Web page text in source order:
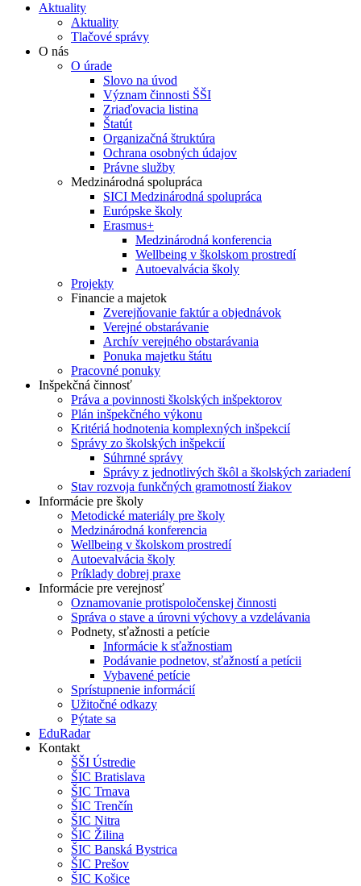
Aktuality
Aktuality
Tlačové správy
O nás
O úrade
Slovo na úvod
Význam činnosti ŠŠI
Zriaďovacia listina
Štatút
Organizačná štruktúra
Ochrana osobných údajov
Právne služby
Medzinárodná spolupráca
SICI Medzinárodná spolupráca
Európske školy
Erasmus+
Medzinárodná konferencia
Wellbeing v školskom prostredí
Autoevalvácia školy
Projekty
Financie a majetok
Zverejňovanie faktúr a objednávok
Verejné obstarávanie
Archív verejného obstarávania
Ponuka majetku štátu
Pracovné ponuky
Inšpekčná činnosť
Práva a povinnosti školských inšpektorov
Plán inšpekčného výkonu
Kritériá hodnotenia komplexných inšpekcií
Správy zo školských inšpekcií
Súhrnné správy
Správy z jednotlivých škôl a školských zariadení
Stav rozvoja funkčných gramotností žiakov
Informácie pre školy
Metodické materiály pre školy
Medzinárodná konferencia
Wellbeing v školskom prostredí
Autoevalvácia školy
Príklady dobrej praxe
Informácie pre verejnosť
Oznamovanie protispoločenskej činnosti
Správa o stave a úrovni výchovy a vzdelávania
Podnety, sťažnosti a petície
Informácie k sťažnostiam
Podávanie podnetov, sťažností a petícii
Vybavené petície
Sprístupnenie informácií
Užitočné odkazy
Pýtate sa
EduRadar
Kontakt
ŠŠI Ústredie
ŠIC Bratislava
ŠIC Trnava
ŠIC Trenčín
ŠIC Nitra
ŠIC Žilina
ŠIC Banská Bystrica
ŠIC Prešov
ŠIC Košice